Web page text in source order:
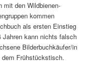
mit den Wildbienen-
kommen
als ersten Einstieg
Jahren kann nichts falsch
Bilderbuchkäufer/in
Frühstückstisch.